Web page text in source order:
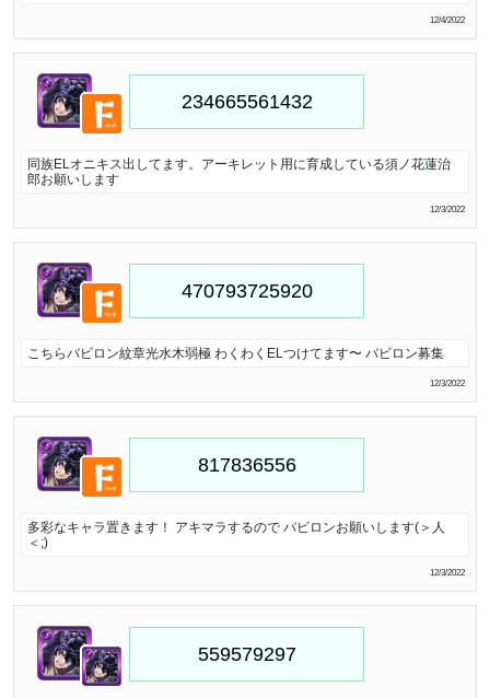
12/4/2022
同族ELオニキス出してます。アーキレット用に育成している須ノ花蓮治
郎お願いします
12/3/2022
こちらバビロン紋章光水木弱極 わくわくELつけてます〜 バビロン募集
12/3/2022
多彩なキャラ置きます！ アキマラするので バビロンお願いします(＞人
＜;)
12/3/2022